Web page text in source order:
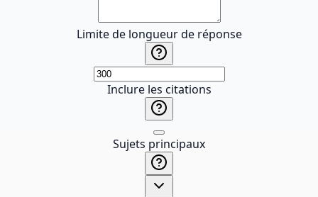
Limite de longueur de réponse
Inclure les citations
Sujets principaux